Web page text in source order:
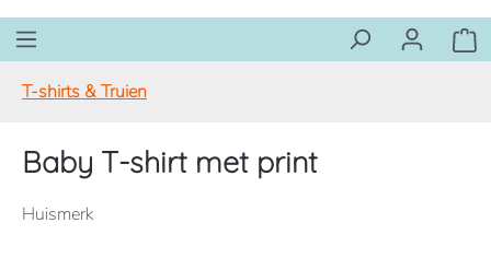
T-shirts & Truien
Baby T-shirt met print
Huismerk